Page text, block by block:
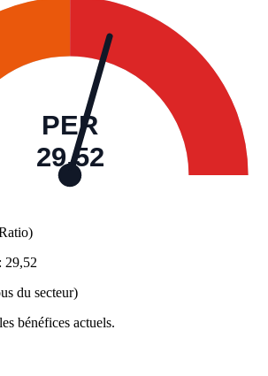
PER
29,52
29,52
du secteur)
bénéfices actuels.